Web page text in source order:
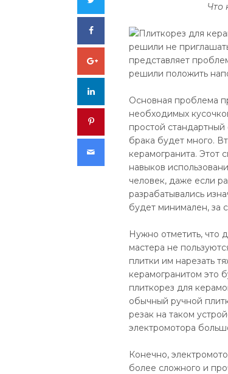
Facebook
Google+
Что
решили не
представляет
решили положить
Основная проблема
необходимых
простой стандартный
брака будет много.
керамогранита. Этот
навыков
человек, даже если
разрабатывались
будет минимален, за
Нужно отметить, что
мастера не
плитки им нарезать
керамогранитом это
плиткорез для
обычный ручной
резак на таком
электромотора
Конечно,
более сложного и